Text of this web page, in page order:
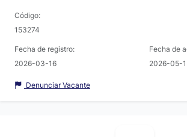
Código:
153274
Fecha de registro:
2026-03-16
Fecha de
2026-05-
Denunciar Vacante